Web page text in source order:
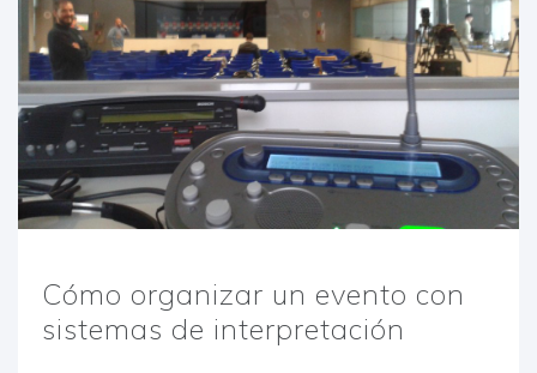
Cómo organizar un evento con
sistemas de interpretación